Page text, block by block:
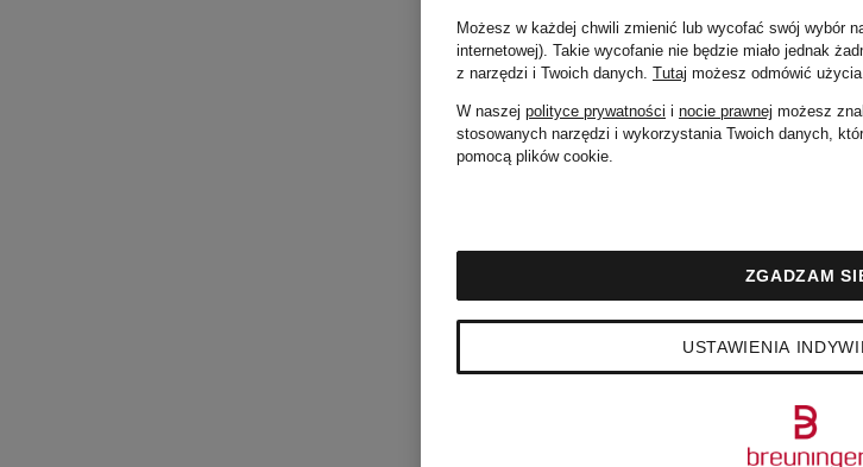
Cena
1 940 zł
Możesz w każdej chwili zmienić lub wycofać swój wybór
internetowej). Takie wycofanie nie będzie miało jednak
z narzędzi i Twoich danych. Tutaj możesz odmówić
W naszej polityce prywatności i nocie prawnej możesz
stosowanych narzędzi i wykorzystania Twoich danych,
pomocą plików cookie.
USTAWIENIA
ZGADZAM